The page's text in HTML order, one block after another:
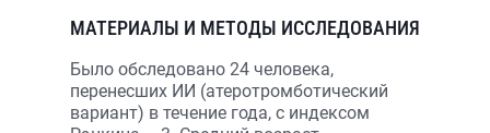
МАТЕРИАЛЫ И МЕТОДЫ ИССЛЕДОВАНИЯ
Было обследовано 24 человека,
перенесших ИИ (атеротромботический
вариант) в течение года, с индексом